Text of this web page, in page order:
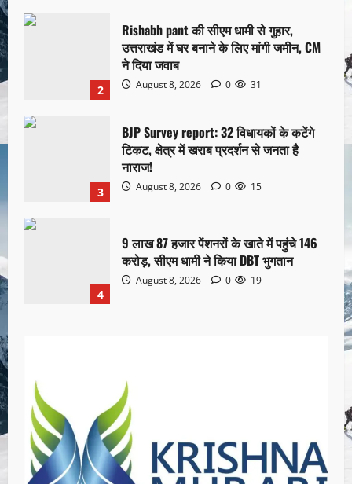
2
Rishabh pant की सीएम धामी से गुहार,
उत्तराखंड में घर बनाने के लिए मांगी जमीन, CM
ने दिया जवाब
August 8, 2026 0 31
3
BJP Survey report: 32 विधायकों के कटेंगे
टिकट, क्षेत्र में खराब प्रदर्शन से जनता है
नाराज!
August 8, 2026 0 15
4
9 लाख 87 हजार पेंशनरों के खाते में पहुंचे 146
करोड़, सीएम धामी ने किया DBT भुगतान
August 8, 2026 0 19